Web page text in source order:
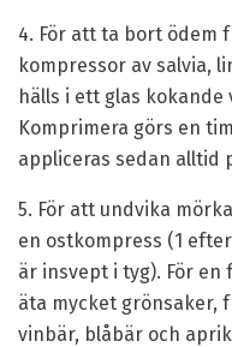
4. För att ta bort ödem
kompressor av salvia,
hälls i ett glas
Komprimera görs en
appliceras sedan alltid
5. För att undvika
en ostkompress (1
är insvept i tyg). För
äta mycket grönsaker,
vinbär, blåbär och